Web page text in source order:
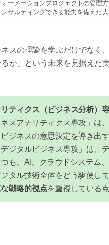
ーメーションプロジェクトの管理
サルティングできる能力を備えた
スの理論を学ぶだけでなく
か」という未来を見据えた
ティクス（ビジネス分析）
スアナリティクス専攻」は
ジネスの意思決定を導き出
ジタルビジネス専攻」は、
も、AI、クラウドシステム
タル技術全体をどう駆使し
戦略的視点を重視している